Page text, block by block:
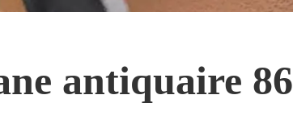
antiquaire 86